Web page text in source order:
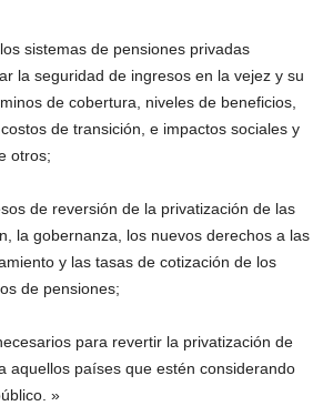
sistemas de pensiones privadas
la seguridad de ingresos en la vejez y su
de cobertura, niveles de beneficios,
de transición, e impactos sociales y
otros;
de reversión de la privatización de las
la gobernanza, los nuevos derechos a las
y las tasas de cotización de los
de pensiones;
para revertir la privatización de
aquellos países que estén considerando
»